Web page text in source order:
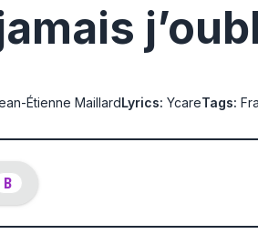
Étienne MaillardLyrics: YcareTags:
B